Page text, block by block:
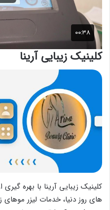
کلینیک زیبایی آرینا
کلینیک زیبایی آرینا با بهره‌
های روز دنیا، خدمات لیزر موهای